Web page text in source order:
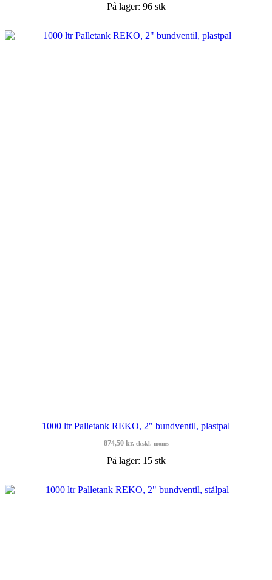
På lager: 96 stk
1000 ltr Palletank REKO, 2″ bundventil, plastpal
874,50 kr. ekskl. moms
På lager: 15 stk